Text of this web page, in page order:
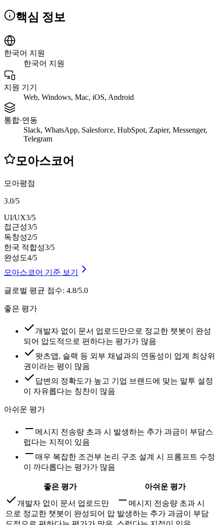
핵심 정보
한국어 지원
한국어 지원
지원 기기
Web, Windows, Mac, iOS, Android
통합·연동
Slack, WhatsApp, Salesforce, HubSpot, Zapier, Messenger,
Telegram
모아스코어
모아평점
3.0/5
UI/UX3/5
접근성3/5
독창성2/5
한국 적합성3/5
완성도4/5
모아스코어 기준 보기
글로벌 평균 점수: 4.8/5.0
좋은 평가
개발자 없이 문서 업로드만으로 정교한 챗봇이 완성
되어 압도적으로 편하다는 평가가 많음
왓츠앱, 슬랙 등 외부 채널과의 연동성이 업계 최상위
권이라는 평이 많음
답변의 정확도가 높고 기업 브랜드에 맞는 말투 설정
이 자유롭다는 칭찬이 많음
아쉬운 평가
메시지 전송량 초과 시 발생하는 추가 과금이 부담스
럽다는 지적이 있음
매우 복잡한 조건부 논리 구조 설계 시 프롬프트 수정
이 까다롭다는 평가가 많음
좋은 평가
아쉬운 평가
개발자 없이 문서 업로드만
으로 정교한 챗봇이 완성되어 압
메시지 전송량 초과 시
발생하는 추가 과금이 부담